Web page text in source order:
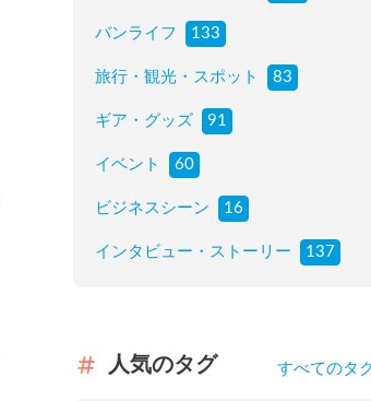
バンライフ 133
旅行・観光・スポット 83
ギア・グッズ 91
イベント 60
ビジネスシーン 16
インタビュー・ストーリー 137
人気のタグ すべてのタ